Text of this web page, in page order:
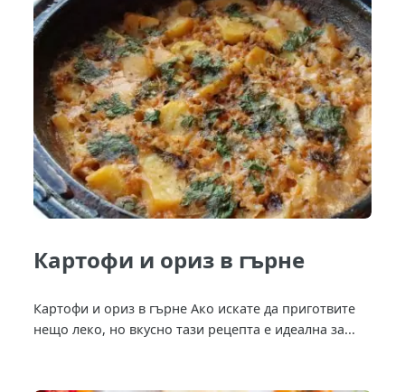
Картофи и ориз в гърне
Картофи и ориз в гърне Ако искате да приготвите
нещо леко, но вкусно тази рецепта е идеална за...